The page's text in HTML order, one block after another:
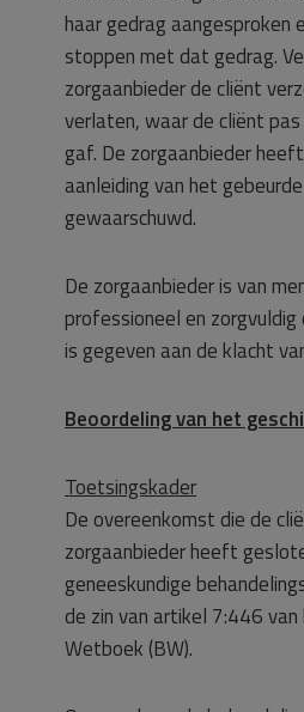
haar gedrag aangesproken
stoppen met dat gedrag.
zorgaanbieder de cliënt
verlaten, waar de cliënt
gaf. De zorgaanbieder
aanleiding van het
gewaarschuwd.
De zorgaanbieder is van
professioneel en
is gegeven aan de klacht
Beoordeling van het
Toetsingskader
De overeenkomst die de
zorgaanbieder heeft
geneeskundige
de zin van artikel 7:446
Wetboek (BW).